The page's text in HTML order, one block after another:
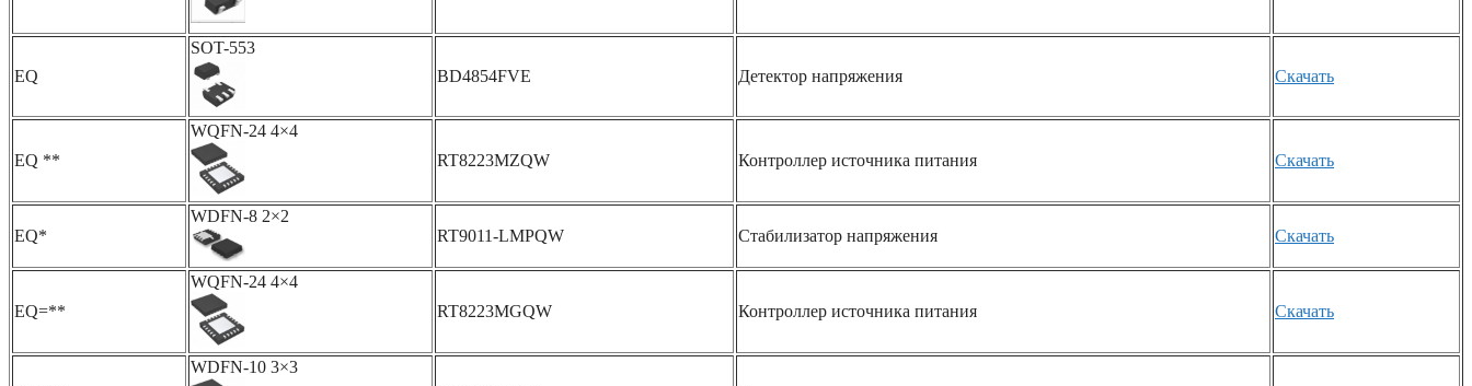
EQ
SOT-553
BD4854FVE
Детектор напряжения Скачать
EQ **
WQFN-24 4×4
RT8223MZQW
Контроллер источника питания Скачать
EQ*
WDFN-8 2×2
RT9011-LMPQW
Стабилизатор напряжения Скачать
EQ=**
WQFN-24 4×4
RT8223MGQW
Контроллер источника питания Скачать
WDFN-10 3×3